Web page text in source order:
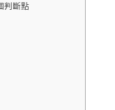
判斷點